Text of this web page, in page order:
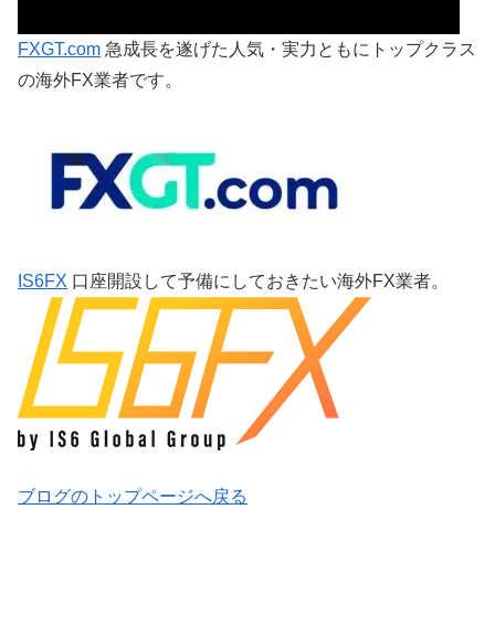
FXGT.com 急成長を遂げた人気・実力ともにトップクラス
の海外FX業者です。
IS6FX 口座開設して予備にしておきたい海外FX業者。
ブログのトップページへ戻る